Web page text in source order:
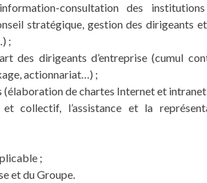
consultation des institutions
stratégique, gestion des dirigeants
;
des dirigeants d’entreprise (cumul
actionnariat…) ;
(élaboration de chartes Internet et
collectif, l’assistance et la
;
et du Groupe.